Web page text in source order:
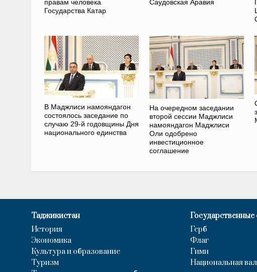
правам человека
Государства Катар
Саудовская Аравия
В Маджлиси намояндагон
состоялось заседание по
случаю 29-й годовщины Дня
национального единства
На очередном заседании
второй сессии Маджлиси
намояндагон Маджлиси
Оли одобрено
инвестиционное
соглашение
Таджикистан
История
Экономика
Культура и образование
Туризм
Герб
Флаг
Гимн
Национальная